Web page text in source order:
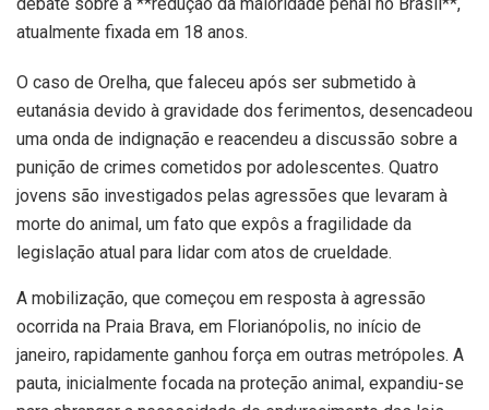
atualmente fixada em 18 anos.
O caso de Orelha, que faleceu após ser submetido à
eutanásia devido à gravidade dos ferimentos, desencadeou
uma onda de indignação e reacendeu a discussão sobre a
punição de crimes cometidos por adolescentes. Quatro
jovens são investigados pelas agressões que levaram à
morte do animal, um fato que expôs a fragilidade da
legislação atual para lidar com atos de crueldade.
A mobilização, que começou em resposta à agressão
ocorrida na Praia Brava, em Florianópolis, no início de
janeiro, rapidamente ganhou força em outras metrópoles. A
pauta, inicialmente focada na proteção animal, expandiu-se